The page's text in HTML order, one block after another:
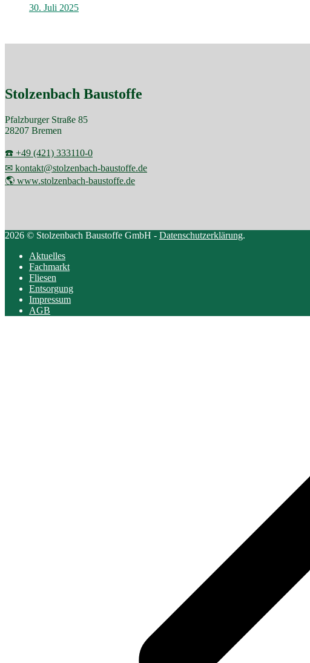
30. Juli 2025
Stolzenbach Baustoffe
Pfalzburger Straße 85
28207 Bremen
☎️ +49 (421) 333110-0
✉ kontakt@stolzenbach-baustoffe.de
🌎 www.stolzenbach-baustoffe.de
2026 © Stolzenbach Baustoffe GmbH - Datenschutzerklärung.
Aktuelles
Fachmarkt
Fliesen
Entsorgung
Impressum
AGB